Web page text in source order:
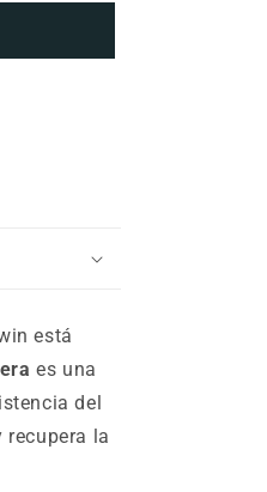
está
es una
del
la